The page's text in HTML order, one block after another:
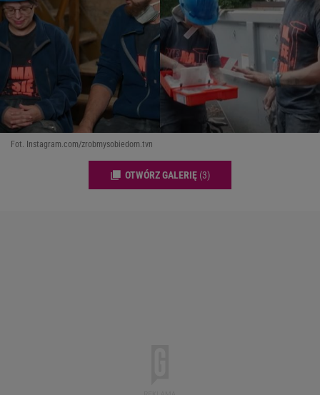
Fot. Instagram.com/zrobmysobiedom.tvn
OTWÓRZ GALERIĘ (3)